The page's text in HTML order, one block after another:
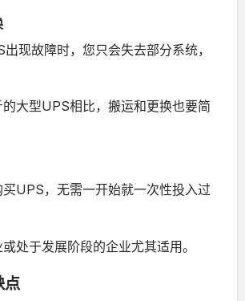
现故障时，您只会失去部分系统，
大型UPS相比，搬运和更换也要简
UPS，无需一开始就一次性投入过
处于发展阶段的企业尤其适用。
点